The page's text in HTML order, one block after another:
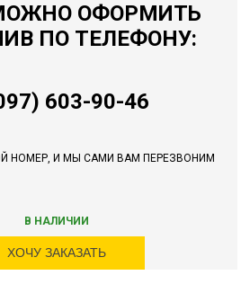
ОФОРМИТЬ
ПО ТЕЛЕФОНУ:
603-90-46
НОМЕР, И МЫ САМИ ВАМ ПЕРЕЗВОНИМ
В НАЛИЧИИ
ХОЧУ ЗАКАЗАТЬ